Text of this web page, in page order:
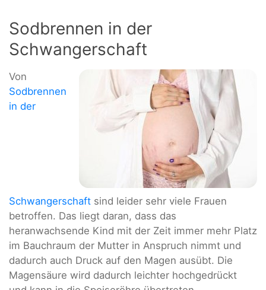
Sodbrennen in der
Schwangerschaft
Von
Sodbrennen
in der
Schwangerschaft sind leider sehr viele Frauen
betroffen. Das liegt daran, dass das
heranwachsende Kind mit der Zeit immer mehr Platz
im Bauchraum der Mutter in Anspruch nimmt und
dadurch auch Druck auf den Magen ausübt. Die
Magensäure wird dadurch leichter hochgedrückt